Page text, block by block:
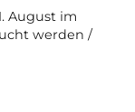
August im
werden /